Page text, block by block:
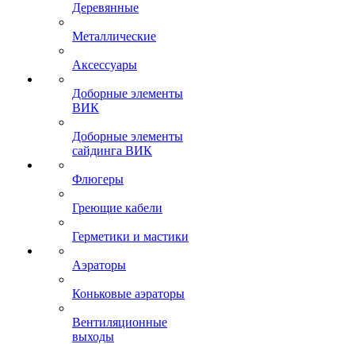
Деревянные
Металлические
Аксессуары
Доборные элементы
ВИК
Доборные элементы
сайдинга ВИК
Флюгеры
Греющие кабели
Герметики и мастики
Аэраторы
Коньковые аэраторы
Вентиляционные
выходы